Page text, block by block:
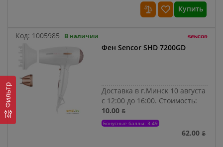
Фильтр
Купить
Код: 1005985 В наличии
Фен Sencor SHD 7200GD
Доставка в г.Минск 10 августа
с 12:00 до 16:00. Стоимость:
10.00 ƃ
Бонусные баллы: 3.49
62.00 ƃ